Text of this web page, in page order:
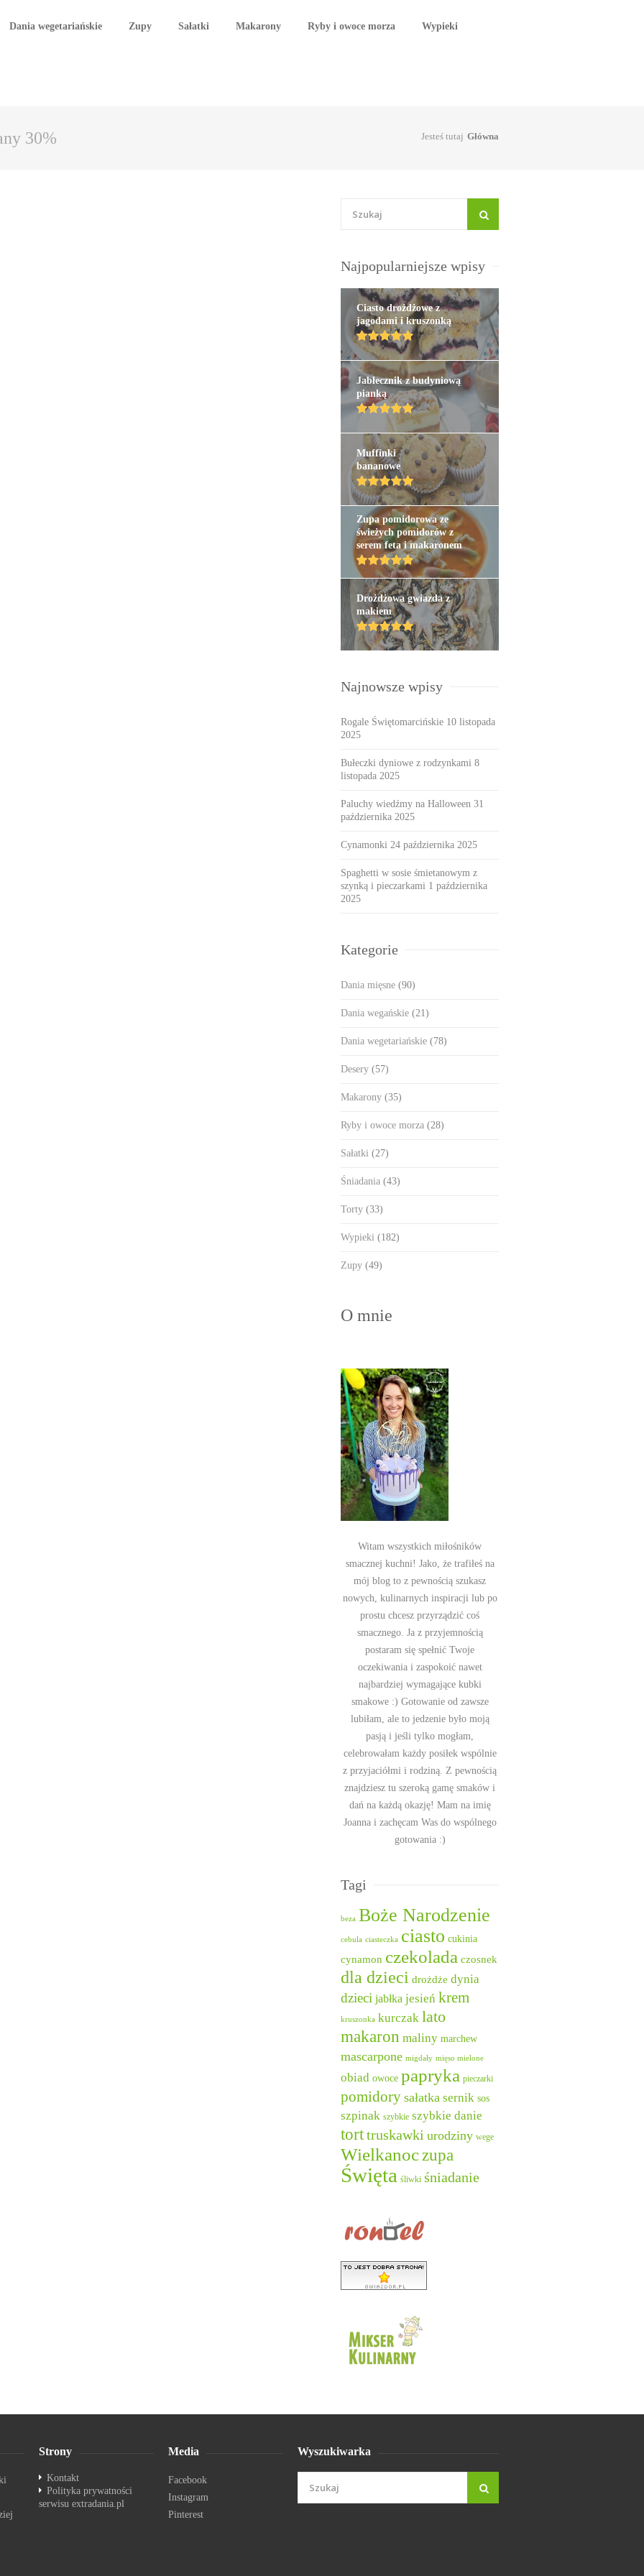
Dania wegetariańskie Zupy Sałatki Makarony Ryby i owoce morza Wypieki
30% Jesteś tutaj Główna
Najpopularniejsze wpisy
Ciasto drożdżowe z
jagodami i kruszonką
Jabłecznik z budyniową
pianką
Muffinki
bananowe
Zupa pomidorowa ze
świeżych pomidorów z
serem feta i makaronem
Drożdżowa gwiazda z
makiem
Najnowsze wpisy
Rogale Świętomarcińskie 10 listopada
2025
Bułeczki dyniowe z rodzynkami 8
listopada 2025
Paluchy wiedźmy na Halloween 31
października 2025
Cynamonki 24 października 2025
Spaghetti w sosie śmietanowym z
szynką i pieczarkami 1 października
2025
Kategorie
Dania mięsne (90)
Dania wegańskie (21)
Dania wegetariańskie (78)
Desery (57)
Makarony (35)
Ryby i owoce morza (28)
Sałatki (27)
Śniadania (43)
Torty (33)
Wypieki (182)
Zupy (49)
O mnie
Witam wszystkich miłośników
smacznej kuchni! Jako, że trafiłeś na
mój blog to z pewnością szukasz
nowych, kulinarnych inspiracji lub po
prostu chcesz przyrządzić coś
smacznego. Ja z przyjemnością
postaram się spełnić Twoje
oczekiwania i zaspokoić nawet
najbardziej wymagające kubki
smakowe :) Gotowanie od zawsze
lubiłam, ale to jedzenie było moją
pasją i jeśli tylko mogłam,
celebrowałam każdy posiłek wspólnie
z przyjaciółmi i rodziną. Z pewnością
znajdziesz tu szeroką gamę smaków i
dań na każdą okazję! Mam na imię
Joanna i zachęcam Was do wspólnego
gotowania :)
Tagi
beza Boże Narodzenie
cebula ciasteczka ciasto cukinia
cynamon czekolada czosnek
dla dzieci drożdże dynia
dzieci jabłka jesień krem
kruszonka kurczak lato
makaron maliny marchew
mascarpone migdały mięso mielone
obiad owoce papryka pieczarki
pomidory sałatka sernik sos
szpinak szybkie szybkie danie
torttruskawki urodziny wege
Wielkanoczupa
Święta śliwki śniadanie
Strony
Kontakt
Polityka prywatności
serwisu extradania.pl
Media
Facebook
Instagram
Pinterest
Wyszukiwarka